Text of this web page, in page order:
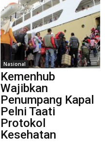
Nasional
Kemenhub
Wajibkan
Penumpang Kapal
Pelni Taati
Protokol
Kesehatan